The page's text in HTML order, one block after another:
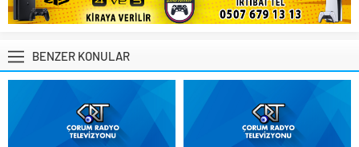
BENZER KONULAR